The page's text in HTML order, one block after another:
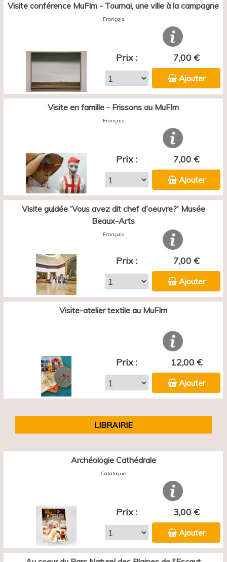
Visite conférence MuFIm - Tournai, une ville à la campagne
Français
Prix : 7,00 €
Ajouter
Visite en famille - Frissons au MuFIm
Français
Prix : 7,00 €
Ajouter
Visite guidée 'Vous avez dit chef d'oeuvre?' Musée
Beaux-Arts
Français
Prix : 7,00 €
Ajouter
Visite-atelier textile au MuFIm
Prix : 12,00 €
Ajouter
LIBRAIRIE
Archéologie Cathédrale
Catalogue
Prix : 3,00 €
Ajouter